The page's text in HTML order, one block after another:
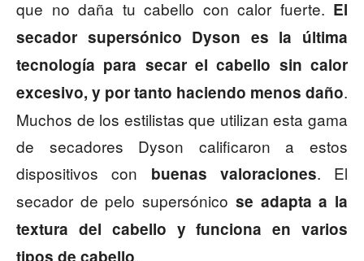
que no daña tu cabello con calor fuerte. El
secador supersónico Dyson es la última
tecnología para secar el cabello sin calor
excesivo, y por tanto haciendo menos daño.
Muchos de los estilistas que utilizan esta gama
de secadores Dyson calificaron a estos
dispositivos con buenas valoraciones. El
secador de pelo supersónico se adapta a la
textura del cabello y funciona en varios
.